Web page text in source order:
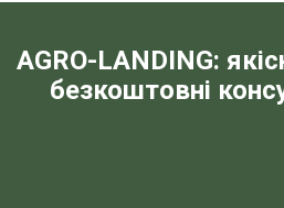
AGRO-LANDING:
безкоштовні